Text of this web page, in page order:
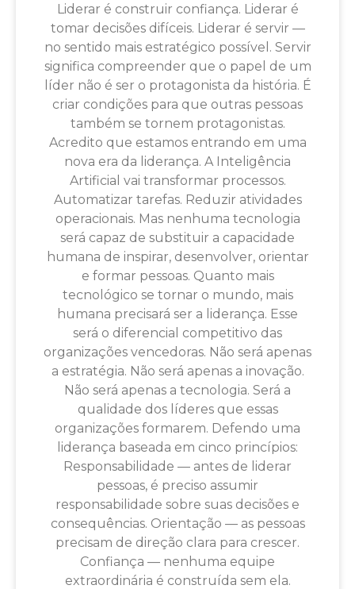
Liderar é construir confiança. Liderar é
tomar decisões difíceis. Liderar é servir —
no sentido mais estratégico possível. Servir
significa compreender que o papel de um
líder não é ser o protagonista da história. É
criar condições para que outras pessoas
também se tornem protagonistas.
Acredito que estamos entrando em uma
nova era da liderança. A Inteligência
Artificial vai transformar processos.
Automatizar tarefas. Reduzir atividades
operacionais. Mas nenhuma tecnologia
será capaz de substituir a capacidade
humana de inspirar, desenvolver, orientar
e formar pessoas. Quanto mais
tecnológico se tornar o mundo, mais
humana precisará ser a liderança. Esse
será o diferencial competitivo das
organizações vencedoras. Não será apenas
a estratégia. Não será apenas a inovação.
Não será apenas a tecnologia. Será a
qualidade dos líderes que essas
organizações formarem. Defendo uma
liderança baseada em cinco princípios:
Responsabilidade — antes de liderar
pessoas, é preciso assumir
responsabilidade sobre suas decisões e
consequências. Orientação — as pessoas
precisam de direção clara para crescer.
Confiança — nenhuma equipe
extraordinária é construída sem ela.